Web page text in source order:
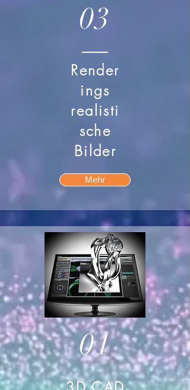
03
Render
ings
realisti
sche
Bilder
Mehr
01